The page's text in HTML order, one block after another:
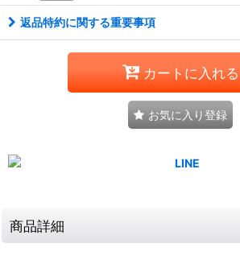
返品特約に関する重要事項
カートに入れる
お気に入り登録
商品詳細